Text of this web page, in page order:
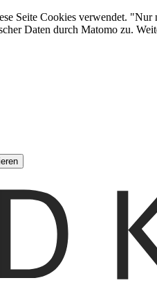
Seite Cookies verwendet.
Daten durch Matomo zu.